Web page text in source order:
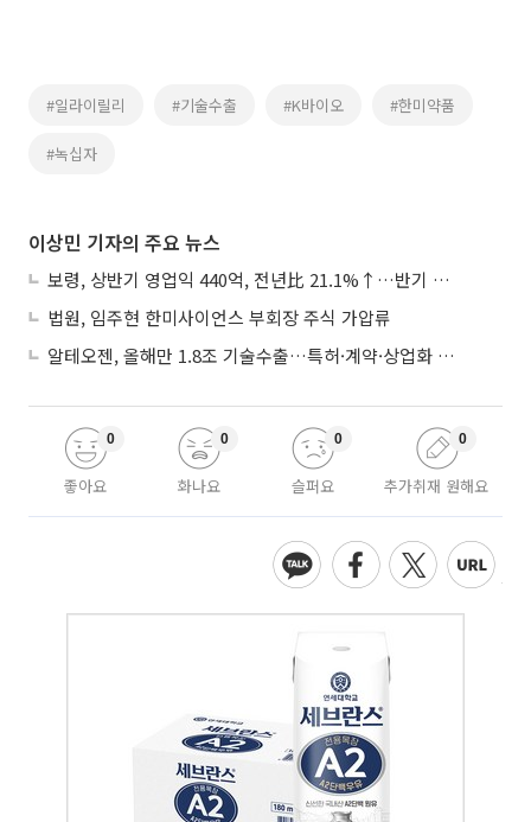
#일라이릴리 #기술수출 #K바이오 #한미약품
#녹십자
이상민 기자의 주요 뉴스
보령, 상반기 영업익 440억, 전년比 21.1%↑…반기 역대 최대
법원, 임주현 한미사이언스 부회장 주식 가압류
알테오젠, 올해만 1.8조 기술수출…특허·계약·상업화 ‘삼박자’
좋아요
0
화나요
0
슬퍼요
0
추가취재 원해요
0